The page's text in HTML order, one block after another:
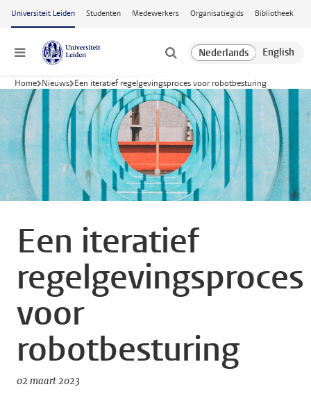
Ga naar hoofdinhoud
Universiteit Leiden Studenten Medewerkers Organisatiegids Bibliotheek
Menu
Home Nieuws Een iteratief regelgevingsproces voor robotbesturing
Een iteratief
regelgevingsproces
voor
robotbesturing
02 maart 2023